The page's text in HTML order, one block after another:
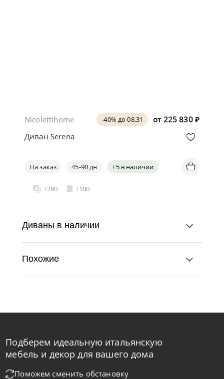
от 225 830 ₽
-40% до 08.31
Nicolettihome
Диван Serena
На заказ 45-90 дн +5 в наличии
+280 +100
от
-40% до 08.31
Nicolettihome
Диваны в наличии
Похожие
Подберем идеальную итальянскую
мебель и декор для вашего дома
Поможем сменить обстановку